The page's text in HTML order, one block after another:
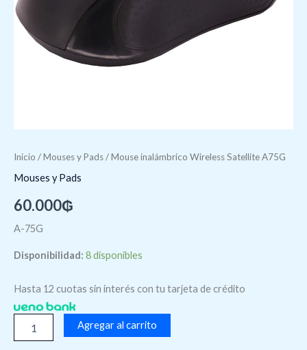
Inicio /Mouses y Pads/ Mouse inalámbrico Wireless Satellite A75G
Mouses y Pads
60.000₲
A-75G
Disponibilidad: 8 disponibles
Hasta 12 cuotas sin interés con tu tarjeta de crédito
Agregar al carrito